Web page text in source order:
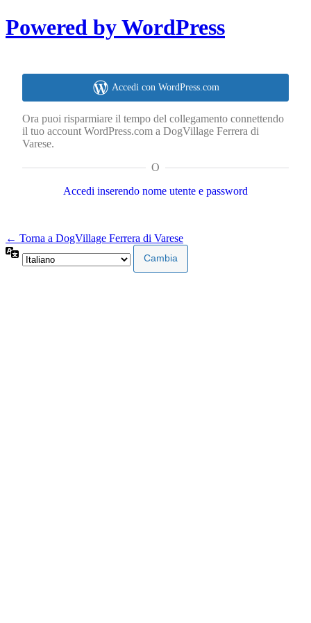
Powered by WordPress
Accedi con WordPress.com
Ora puoi risparmiare il tempo del collegamento connettendo
il tuo account WordPress.com a DogVillage Ferrera di
Varese.
O
Accedi inserendo nome utente e password
← Torna a DogVillage Ferrera di Varese